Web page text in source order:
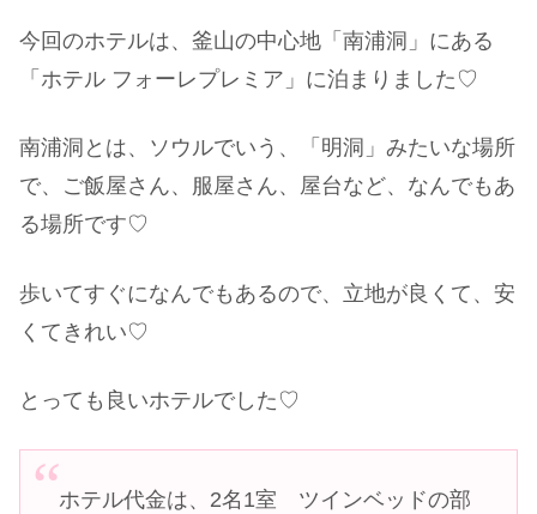
今回のホテルは、釜山の中心地「南浦洞」にある
「ホテル フォーレプレミア」に泊まりました♡
南浦洞とは、ソウルでいう、「明洞」みたいな場所
で、ご飯屋さん、服屋さん、屋台など、なんでもあ
る場所です♡
歩いてすぐになんでもあるので、立地が良くて、安
くてきれい♡
とっても良いホテルでした♡
ホテル代金は、2名1室 ツインベッドの部